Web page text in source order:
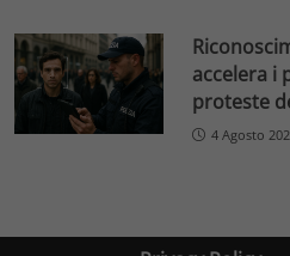
accelera i
proteste
4 Agosto